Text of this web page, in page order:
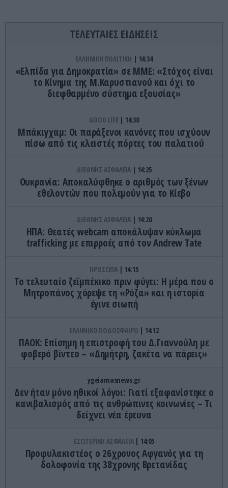
ΤΕΛΕΥΤΑΙΕΣ ΕΙΔΗΣΕΙΣ
ΕΛΛΗΝΙΚΗ ΠΟΛΙΤΙΚΗ 14:34
«Ελπίδα για Δημοκρατία» σε ΜΜΕ: «Στόχος είναι
το Κίνημα της Μ.Καρυστιανού και όχι το
διεφθαρμένο σύστημα εξουσίας»
GOOD LIFE 14:30
Μπάκιγχαμ: Οι παράξενοι κανόνες που ισχύουν
πίσω από τις κλειστές πόρτες του παλατιού
ΔΙΕΘΝΗΣ ΑΣΦΑΛΕΙΑ 14:25
Ουκρανία: Αποκαλύφθηκε ο αριθμός των ξένων
εθελοντών που πολεμούν για το Κίεβο
ΔΙΕΘΝΗΣ ΑΣΦΑΛΕΙΑ 14:20
ΗΠΑ: Θεατές webcam αποκάλυψαν κύκλωμα
trafficking με επιρροές από τον Andrew Tate
ΠΡΟΣΩΠΑ 14:15
Το τελευταίο ζεϊμπέκικο πριν φύγει: Η μέρα που ο
Μητροπάνος χόρεψε τη «Ρόζα» και η ιστορία
έγινε σιωπή
ΕΛΛΗΝΙΚΟ ΠΟΔΟΣΦΑΙΡΟ 14:12
ΠΑΟΚ: Επίσημη η επιστροφή του Δ.Γιαννούλη με
φοβερό βίντεο – «Δημήτρη, ζακέτα να πάρεις»
ygeiamasnews.gr
Δεν ήταν μόνο ηθικοί λόγοι: Γιατί εξαφανίστηκε ο
κανιβαλισμός από τις ανθρώπινες κοινωνίες – Τι
δείχνει νέα έρευνα
ΕΣΩΤΕΡΙΚΗ ΑΣΦΑΛΕΙΑ 14:05
Προφυλακιστέος ο 26χρονος Αφγανός για τη
δολοφονία της 38χρονης Βρετανίδας